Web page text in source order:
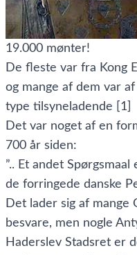
19.000 mønter!
De fleste var fra Kong
og mange af dem var
type tilsyneladende [1]
Det var noget af en
700 år siden:
”.. Et andet
de forringede danske
Det lader sig af mange
besvare, men nogle
Haderslev Stadsret er